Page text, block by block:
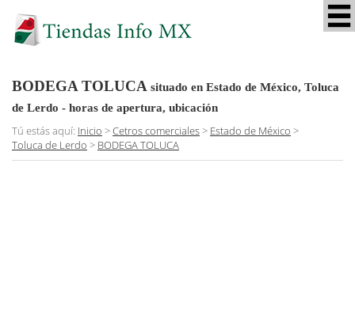
BODEGA TOLUCA situado en Estado de México, Toluca
de Lerdo - horas de apertura, ubicación
Tú estás aquí: Inicio >Cetros comerciales> Estado de México >
Toluca de Lerdo > BODEGA TOLUCA